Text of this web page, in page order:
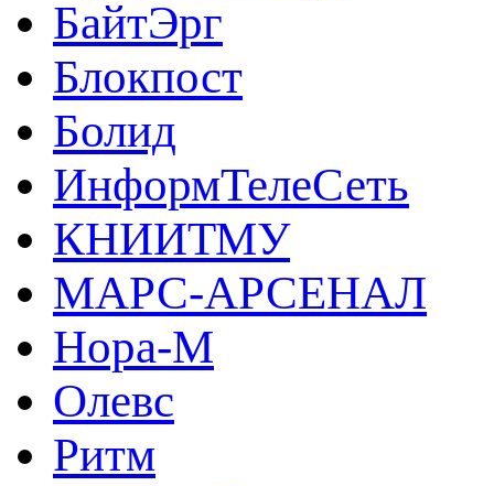
БайтЭрг
Блокпост
Болид
ИнформТелеСеть
КНИИТМУ
МАРС-АРСЕНАЛ
Нора-М
Олевс
Ритм